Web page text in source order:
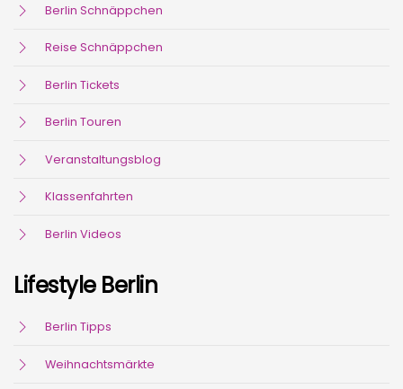
Berlin Schnäppchen
Reise Schnäppchen
Berlin Tickets
Berlin Touren
Veranstaltungsblog
Klassenfahrten
Berlin Videos
Lifestyle Berlin
Berlin Tipps
Weihnachtsmärkte